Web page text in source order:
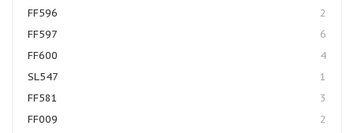
FF596
2
FF597
6
FF600
4
SL547
1
FF581
3
FF009
2